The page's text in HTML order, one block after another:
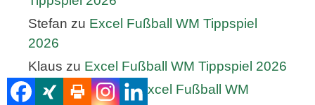
Stefan zu Excel Fußball WM Tippspiel
2026
Klaus zu Excel Fußball WM Tippspiel 2026
Marco SchadezuExcel Fußball WM